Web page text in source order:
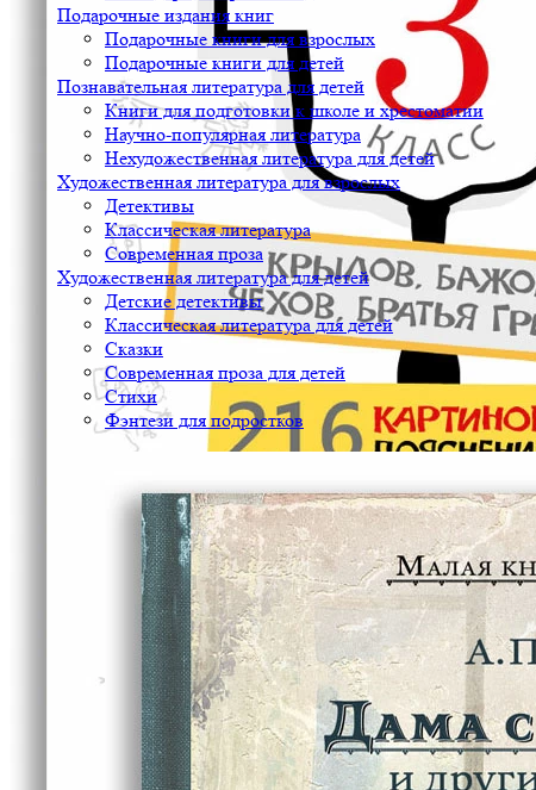
Подарочные издания книг
Подарочные книги для взрослых
Подарочные книги для детей
Познавательная литература для детей
Книги для подготовки к школе и хрестоматии
Научно-популярная литература
Нехудожественная литература для детей
Художественная литература для взрослых
Детективы
Классическая литература
Современная проза
Художественная литература для детей
Детские детективы
Классическая литература для детей
Сказки
Современная проза для детей
Стихи
Фэнтези для подростков